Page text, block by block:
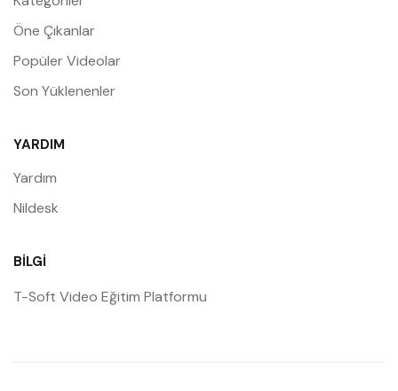
Öne Çıkanlar
Popüler Videolar
Son Yüklenenler
YARDIM
Yardım
Nildesk
BILGI
T-Soft Video Eğitim Platformu